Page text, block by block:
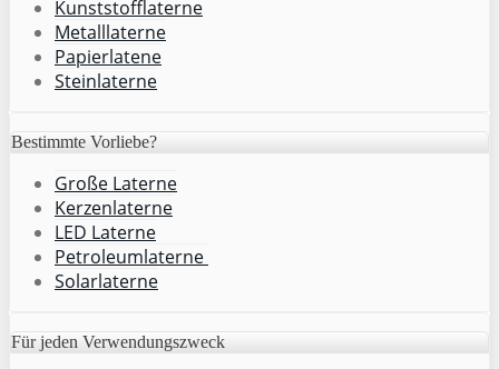
Kunststofflaterne
Metalllaterne
Papierlatene
Steinlaterne
Bestimmte Vorliebe?
Große Laterne
Kerzenlaterne
LED Laterne
Petroleumlaterne
Solarlaterne
Für jeden Verwendungszweck